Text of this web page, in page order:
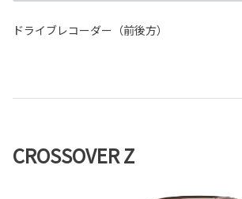
ドライブレコーダー（前後方）
CROSSOVER Z